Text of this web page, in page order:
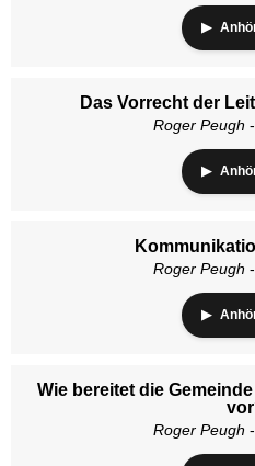
Das Vorrecht der
Roger Peugh
Roger Peugh
Wie bereitet die
Roger Peugh